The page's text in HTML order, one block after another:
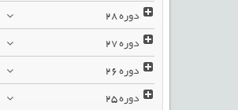
دوره
دوره
دوره
دوره